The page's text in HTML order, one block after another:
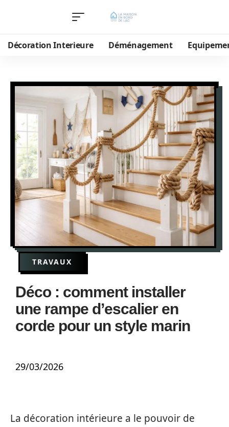
Décoration Interieure Déménagement
TRAVAUX
Déco : comment installer
une rampe d’escalier en
corde pour un style marin
29/03/2026
La décoration intérieure a le pouvoir de